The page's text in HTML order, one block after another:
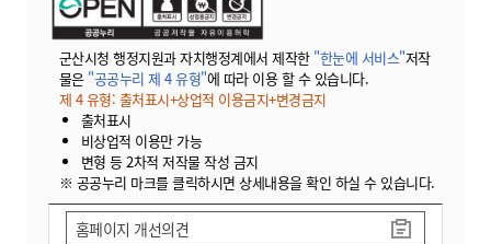
군산시청 행정지원과 자치행정계에서 제작한 "한눈에 서비스"저작
물은 "공공누리 제 4 유형"에 따라 이용 할 수 있습니다.
제 4 유형: 출처표시+상업적 이용금지+변경금지
출처표시
비상업적 이용만 가능
변형 등 2차적 저작물 작성 금지
※ 공공누리 마크를 클릭하시면 상세내용을 확인 하실 수 있습니다.
홈페이지 개선의견